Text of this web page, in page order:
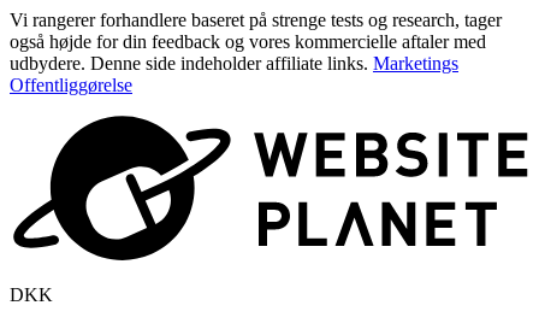
Vi rangerer forhandlere baseret på strenge tests og research, tager
også højde for din feedback og vores kommercielle aftaler med
udbydere. Denne side indeholder affiliate links. Marketings
Offentliggørelse
DKK